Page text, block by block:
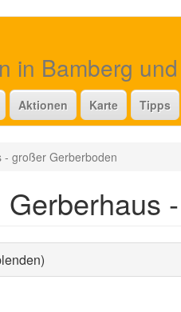
in Bamberg
Aktionen Karte Tipps
- großer Gerberboden